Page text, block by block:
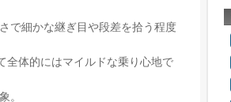
で細かな継ぎ目や段差を拾う程度
全体的にはマイルドな乗り心地で
。